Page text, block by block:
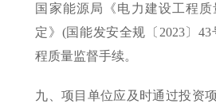
国家能源局《电力建设工程
定》(国能发安全规〔2023〕
程质量监督手续。
九、项目单位应及时通过投资